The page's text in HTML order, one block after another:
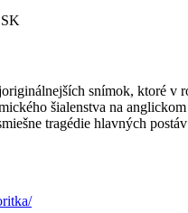
snímok, ktoré
šialenstva na
tragédie hlavných